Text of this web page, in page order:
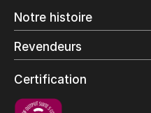
Emballage numérique
Grand Format
Notre histoire
Revendeurs
Trouvez un revendeur
Certification